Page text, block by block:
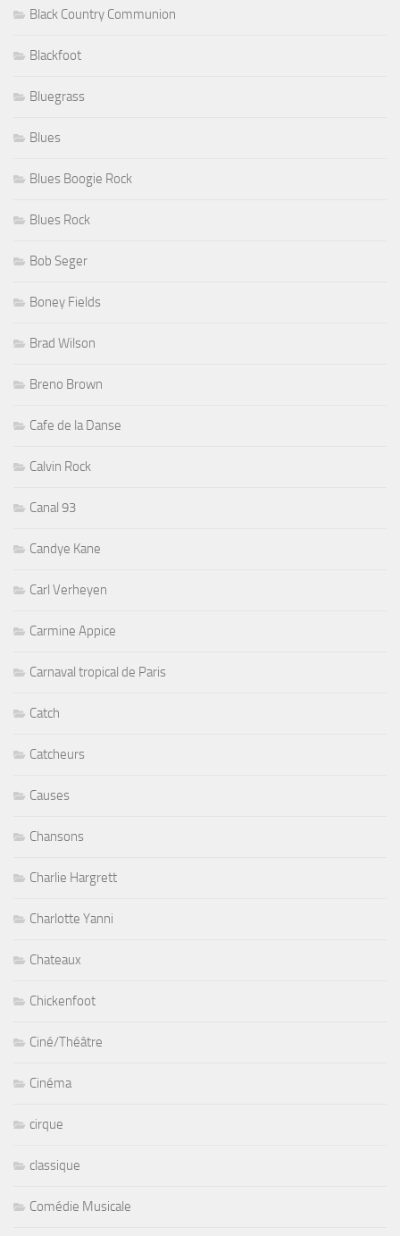
Black Country Communion
Blackfoot
Bluegrass
Blues
Blues Boogie Rock
Blues Rock
Bob Seger
Boney Fields
Brad Wilson
Breno Brown
Cafe de la Danse
Calvin Rock
Canal 93
Candye Kane
Carl Verheyen
Carmine Appice
Carnaval tropical de Paris
Catch
Catcheurs
Causes
Chansons
Charlie Hargrett
Charlotte Yanni
Chateaux
Chickenfoot
Ciné/Théâtre
Cinéma
cirque
classique
Comédie Musicale